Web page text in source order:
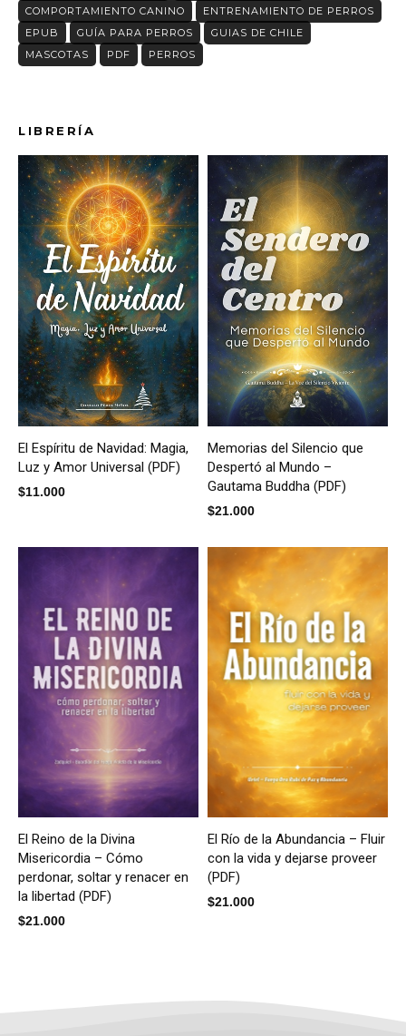
COMPORTAMIENTO CANINO
ENTRENAMIENTO DE PERROS
EPUB
GUÍA PARA PERROS
GUIAS DE CHILE
MASCOTAS
PDF PERROS
LIBRERÍA
El Espíritu de Navidad: Magia,
Luz y Amor Universal (PDF)
$11.000
Memorias del Silencio que
Despertó al Mundo –
Gautama Buddha (PDF)
$21.000
El Reino de la Divina
Misericordia – Cómo
perdonar, soltar y renacer en
la libertad (PDF)
$21.000
El Río de la Abundancia – Fluir
con la vida y dejarse proveer
(PDF)
$21.000